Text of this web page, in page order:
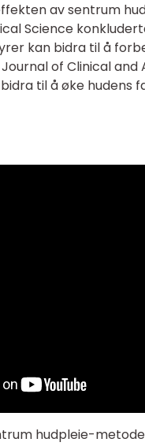
av sentrum
Science
kan bidra til å
of Clinical
til å øke hudens
hudpleie-